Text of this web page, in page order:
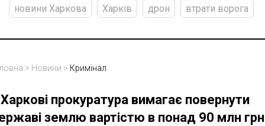
новини Харкова
Харків дрон втрати ворога
> Новини > Кримінал
прокуратура вимагає повернути
землю вартістю в понад 90 млн грн